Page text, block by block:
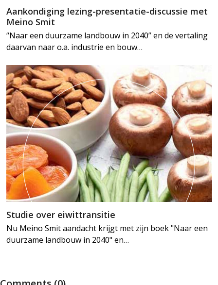
Aankondiging lezing-presentatie-discussie met
Meino Smit
“Naar een duurzame landbouw in 2040” en de vertaling
daarvan naar o.a. industrie en bouw…
Studie over eiwittransitie
Nu Meino Smit aandacht krijgt met zijn boek "Naar een
duurzame landbouw in 2040" en…